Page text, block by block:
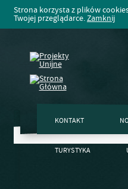
Strona korzysta z plików
Twojej przeglądarce.Zamknij
KONTAKT
TURYSTYKA